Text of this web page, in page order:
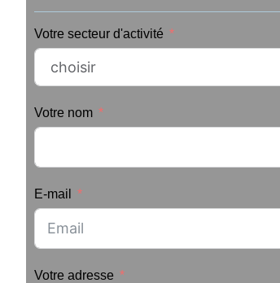
Votre secteur d'activité
Votre nom
E-mail
Votre adresse